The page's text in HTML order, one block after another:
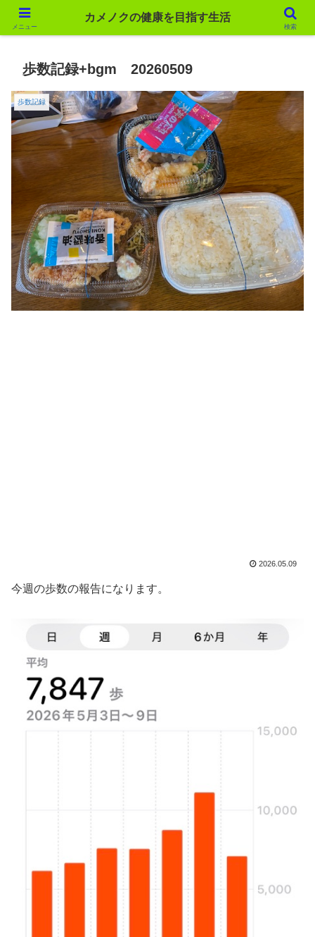
カメノクの健康を目指す生活
歩数記録+bgm 20260509
歩数記録
2026.05.09
今週の歩数の報告になります。
メニュー
カメノクの健康を目指す生活
検索